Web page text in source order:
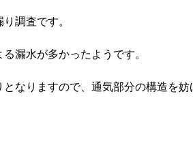
調査です。
漏水が多かったようです。
なりますので、通気部分の構造を妨